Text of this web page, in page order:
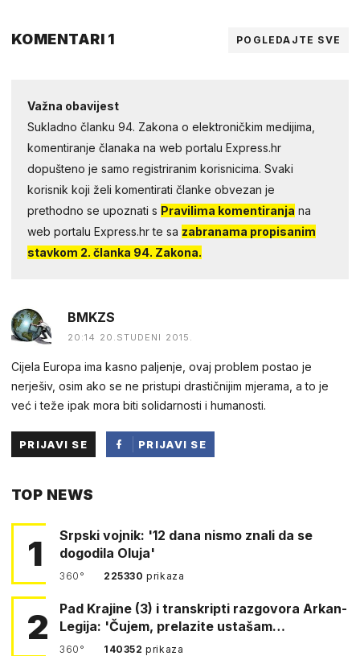
KOMENTARI 1 POGLEDAJTE SVE
Važna obavijest
Sukladno članku 94. Zakona o elektroničkim medijima,
komentiranje članaka na web portalu Express.hr
dopušteno je samo registriranim korisnicima. Svaki
korisnik koji želi komentirati članke obvezan je
prethodno se upoznati s Pravilima komentiranja na
web portalu Express.hr te sa zabranama propisanim
stavkom 2. članka 94. Zakona.
BMKZS
20:14 20.STUDENI 2015.
Cijela Europa ima kasno paljenje, ovaj problem postao je
nerješiv, osim ako se ne pristupi drastičnijim mjerama, a to je
već i teže ipak mora biti solidarnosti i humanosti.
PRIJAVI SE
PRIJAVI SE
TOP NEWS
1
Srpski vojnik: '12 dana nismo znali da se
dogodila Oluja'
360° 225330prikaza
2
Pad Krajine (3) i transkripti razgovora Arkan-
Legija: 'Čujem, prelazite ustašam…
360° 140352prikaza